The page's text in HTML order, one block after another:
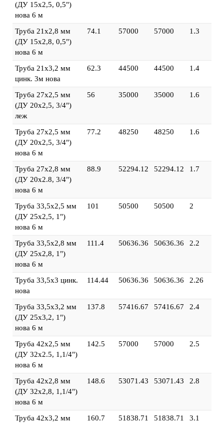
(ДУ 15х2,5, 0,5")
нова 6 м
Труба 21х2,8 мм
(ДУ 15х2,8, 0,5")
нова 6 м
74.1 57000 57000 1.3
Труба 21х3,2 мм
цинк. 3м нова
62.3 44500 44500 1.4
Труба 27х2,5 мм
(ДУ 20х2,5, 3/4")
леж
56 35000 35000 1.6
Труба 27х2,5 мм
(ДУ 20х2,5, 3/4")
нова 6 м
77.2 48250 48250 1.6
Труба 27х2,8 мм
(ДУ 20х2.8, 3/4")
нова 6 м
88.9 52294.12 52294.12 1.7
Труба 33,5х2,5 мм
(ДУ 25х2,5, 1")
нова 6 м
101 50500 50500 2
Труба 33,5х2,8 мм
(ДУ 25х2,8, 1")
нова 6 м
111.4 50636.36 50636.36 2.2
Труба 33,5х3 цинк.
нова
114.44 50636.36 50636.36 2.26
Труба 33,5х3,2 мм
(ДУ 25х3,2, 1")
нова 6 м
137.8 57416.67 57416.67 2.4
Труба 42х2,5 мм
(ДУ 32х2.5, 1,1/4")
нова 6 м
142.5 57000 57000 2.5
Труба 42х2,8 мм
(ДУ 32х2,8, 1,1/4")
нова 6 м
148.6 53071.43 53071.43 2.8
Труба 42х3,2 мм
160.7 51838.71 51838.71 3.1